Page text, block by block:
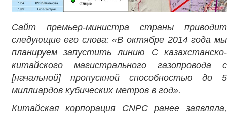
Сайт премьер-министра страны приводит
следующие его слова: «В октябре 2014 года мы
планируем запустить линию C казахстанско-
китайского магистрального газопровода с
[начальной] пропускной способностью до 5
миллиардов кубических метров в год».
Китайская корпорация CNPC ранее заявляла,